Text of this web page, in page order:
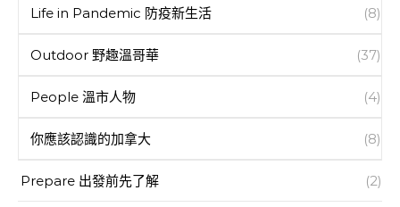
Life in Pandemic 防疫新生活 (8)
Outdoor 野趣溫哥華 (37)
People 溫市人物 (4)
你應該認識的加拿大 (8)
Prepare 出發前先了解 (2)